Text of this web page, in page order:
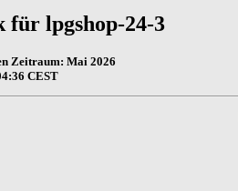
lpgshop-24-3
Zeitraum: Mai 2026
CEST